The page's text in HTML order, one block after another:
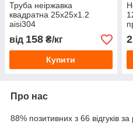
Труба неіржавка
квадратна 25х25х1.2
aisi304
від 158 ₴/кг
Купити
Про нас
88% позитивних з 66 відгуків за